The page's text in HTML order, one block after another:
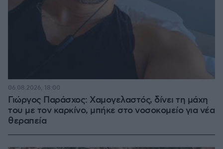
Γιώργος Παράσχος: Χαμογελαστός, δίνει τη μάχη
του με τον καρκίνο, μπήκε στο νοσοκομείο για νέα
θεραπεία
06.08.2026, 18:00